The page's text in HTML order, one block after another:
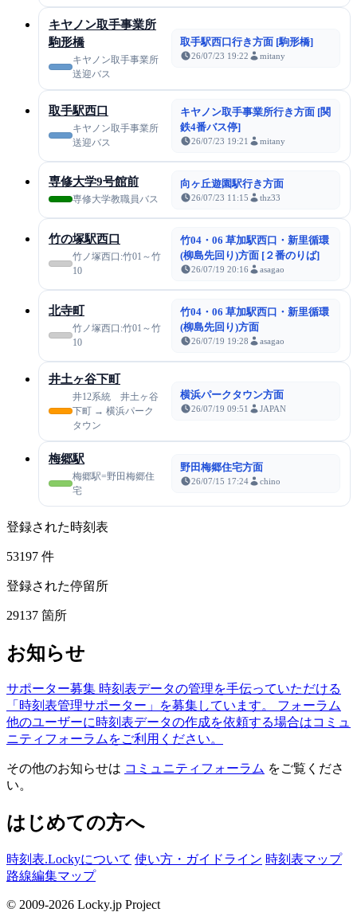
キヤノン取手事業所
駒形橋
キヤノン取手事業所
送迎バス
取手駅西口行き方面 [駒形橋]
26/07/23 19:22 mitany
取手駅西口
キヤノン取手事業所
送迎バス
キヤノン取手事業所行き方面 [関
鉄4番バス停]
26/07/23 19:21 mitany
専修大学9号館前
専修大学教職員バス
向ヶ丘遊園駅行き方面
26/07/23 11:15 thz33
竹の塚駅西口
竹ノ塚西口:竹01～竹
10
竹04・06 草加駅西口・新里循環
(柳島先回り)方面 [２番のりば]
26/07/19 20:16 asagao
北寺町
竹ノ塚西口:竹01～竹
10
竹04・06 草加駅西口・新里循環
(柳島先回り)方面
26/07/19 19:28 asagao
井土ヶ谷下町
井12系統 井土ヶ谷
下町 → 横浜パーク
タウン
横浜パークタウン方面
26/07/19 09:51 JAPAN
梅郷駅
梅郷駅=野田梅郷住
宅
野田梅郷住宅方面
26/07/15 17:24 chino
登録された時刻表
53197 件
登録された停留所
29137 箇所
お知らせ
サポーター募集 時刻表データの管理を手伝っていただける
「時刻表管理サポーター」を募集しています。
フォーラム
他のユーザーに時刻表データの作成を依頼する場合はコミュ
ニティフォーラムをご利用ください。
その他のお知らせは コミュニティフォーラム をご覧くださ
い。
はじめての方へ
時刻表.Lockyについて 使い方・ガイドライン 時刻表マップ
路線編集マップ
© 2009-2026 Locky.jp Project